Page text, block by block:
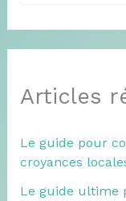
Articles
Le guide pour
croyances
Le guide ultime